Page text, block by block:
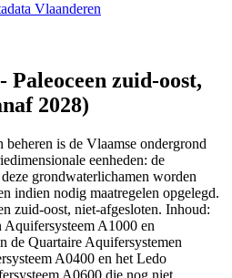
Vlaanderen
Paleoceen zuid-oost,
2028)
is de Vlaamse ondergrond
eenheden: de
grondwaterlichamen worden
indien nodig maatregelen opgelegd.
zuid-oost, niet-afgesloten. Inhoud:
Aquifersysteem A1000 en
de Quartaire Aquifersystemen
A0400 en het Ledo
A0600 die nog niet